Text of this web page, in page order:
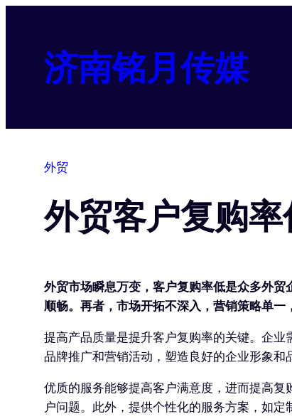
济南铭月传媒
外贸
外贸客户复购
外贸市场瞬息万变，客户复购率低是众多外
顺畅。再者，市场开拓不深入，营销策略单一
提高产品质量是提升客户复购率的关键。企
品牌推广和营销活动，塑造良好的企业形象和
优质的服务能够提高客户满意度，进而提高
户问题。此外，提供个性化的服务方案，如定